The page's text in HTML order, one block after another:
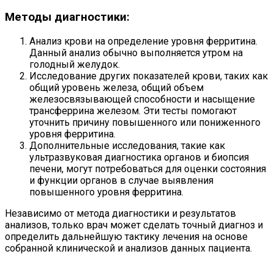
Методы диагностики:
Анализ крови на определение уровня ферритина.
Данный анализ обычно выполняется утром на
голодный желудок.
Исследование других показателей крови, таких как
общий уровень железа, общий объем
железосвязывающей способности и насыщение
трансферрина железом. Эти тесты помогают
уточнить причину повышенного или пониженного
уровня ферритина.
Дополнительные исследования, такие как
ультразвуковая диагностика органов и биопсия
печени, могут потребоваться для оценки состояния
и функции органов в случае выявления
повышенного уровня ферритина.
Независимо от метода диагностики и результатов
анализов, только врач может сделать точный диагноз и
определить дальнейшую тактику лечения на основе
собранной клинической и анализов данных пациента.